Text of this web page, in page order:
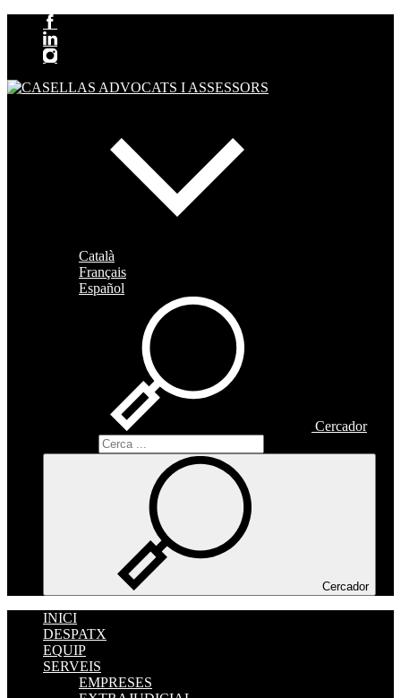
Català
Français
Español
Cercador
Cercador
INICI
DESPATX
EQUIP
SERVEIS
EMPRESES